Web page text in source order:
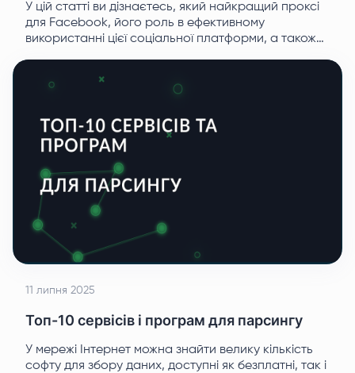
У цій статті ви дізнаєтесь, який найкращий проксі
для Facebook, його роль в ефективному
використанні цієї соціальної платформи, а також
11 липня 2025
Топ-10 сервісів і програм для парсингу
У мережі Інтернет можна знайти велику кількість
софту для збору даних, доступні як безплатні, так і